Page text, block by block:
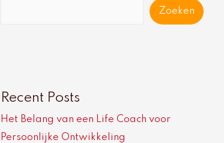
Zoeken
Recent Posts
Het Belang van een Life Coach voor
Persoonlijke Ontwikkeling